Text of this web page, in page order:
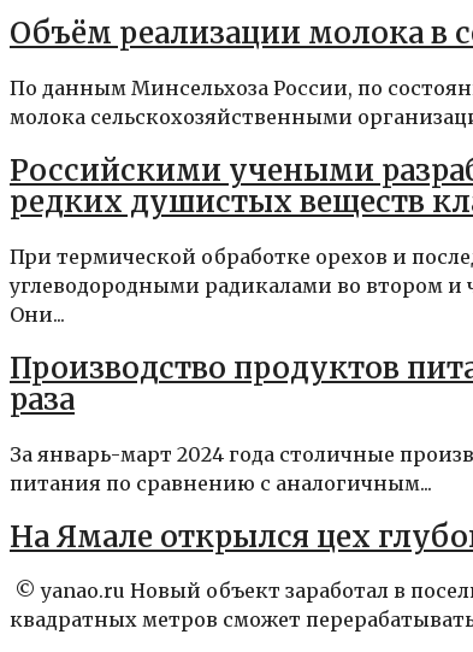
Объём реализации молока в
По данным Минсельхоза России, по
молока сельскохозяйственными
Российскими учеными
редких душистых веществ
При термической обработке орехов и
углеводородными радикалами во втором
Они...
Производство продуктов
раза
За январь-март 2024 года столичные
питания по сравнению с аналогичным...
На Ямале открылся цех
© yanao.ru Новый объект заработал в
квадратных метров сможет